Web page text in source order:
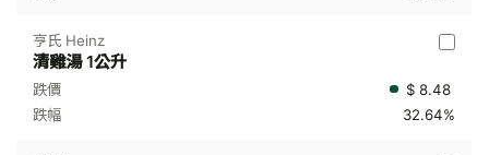
亨氏 Heinz
清雞湯 1公升
$ 8.48
32.64%